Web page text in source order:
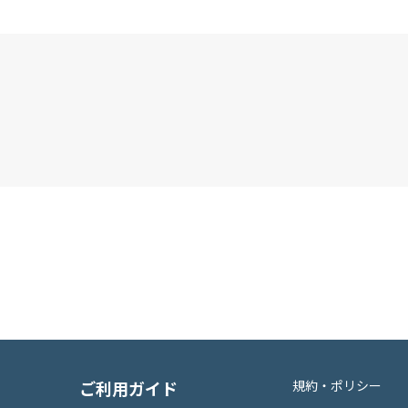
ご利用ガイド 規約・ポリシー